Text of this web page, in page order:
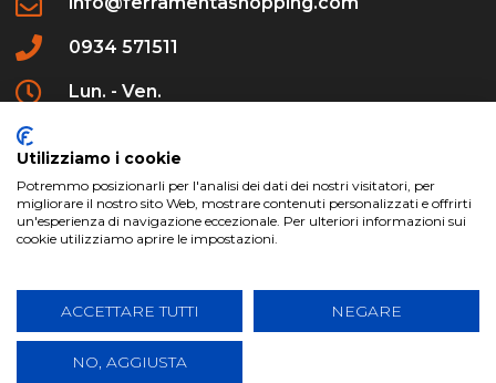
0934 571511
Lun. - Ven.
Creative Agency | All Rights Reserved.
Utilizziamo i cookie
Potremmo posizionarli per l'analisi dei dati dei nostri visitatori, per
migliorare il nostro sito Web, mostrare contenuti personalizzati e offrirti
un'esperienza di navigazione eccezionale. Per ulteriori informazioni sui
cookie utilizziamo aprire le impostazioni.
ACCETTARE TUTTI NEGARE
NO, AGGIUSTA